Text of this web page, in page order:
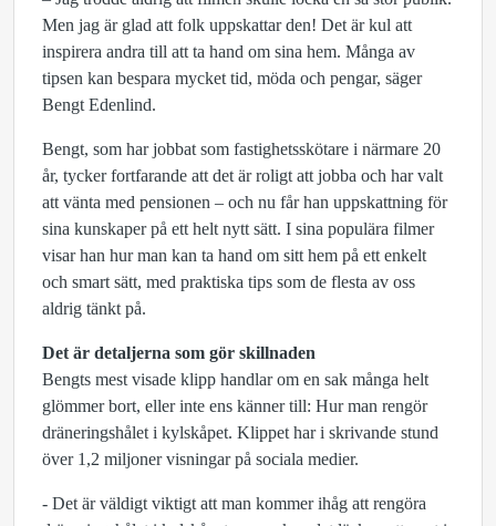
Men jag är glad att folk uppskattar den! Det är kul att
inspirera andra till att ta hand om sina hem. Många av
tipsen kan bespara mycket tid, möda och pengar, säger
Bengt Edenlind.
Bengt, som har jobbat som fastighetsskötare i närmare 20
år, tycker fortfarande att det är roligt att jobba och har valt
att vänta med pensionen – och nu får han uppskattning för
sina kunskaper på ett helt nytt sätt. I sina populära filmer
visar han hur man kan ta hand om sitt hem på ett enkelt
och smart sätt, med praktiska tips som de flesta av oss
aldrig tänkt på.
Det är detaljerna som gör skillnaden
Bengts mest visade klipp handlar om en sak många helt
glömmer bort, eller inte ens känner till: Hur man rengör
dräneringshålet i kylskåpet. Klippet har i skrivande stund
över 1,2 miljoner visningar på sociala medier.
- Det är väldigt viktigt att man kommer ihåg att rengöra